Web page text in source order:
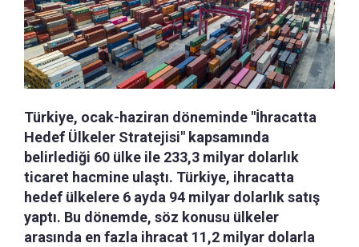
Türkiye, ocak-haziran döneminde "İhracatta
Hedef Ülkeler Stratejisi" kapsamında
belirlediği 60 ülke ile 233,3 milyar dolarlık
ticaret hacmine ulaştı. Türkiye, ihracatta
hedef ülkelere 6 ayda 94 milyar dolarlık satış
yaptı. Bu dönemde, söz konusu ülkeler
arasında en fazla ihracat 11,2 milyar dolarla